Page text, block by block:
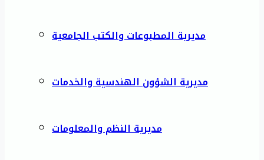
مديرية المطبوعات والكتب الجامعية
مديرية الشؤون الهندسية والخدمات
مديرية النظم والمعلومات